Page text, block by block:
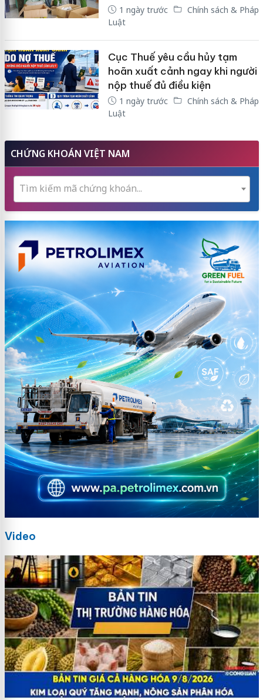
1 ngày trước
Chính sách & Pháp
Luật
Cục Thuế yêu cầu hủy tạm
hoãn xuất cảnh ngay khi người
nộp thuế đủ điều kiện
1 ngày trước
Chính sách & Pháp
Luật
CHỨNG KHOÁN VIỆT NAM
Tìm kiếm mã chứng khoán...
Video